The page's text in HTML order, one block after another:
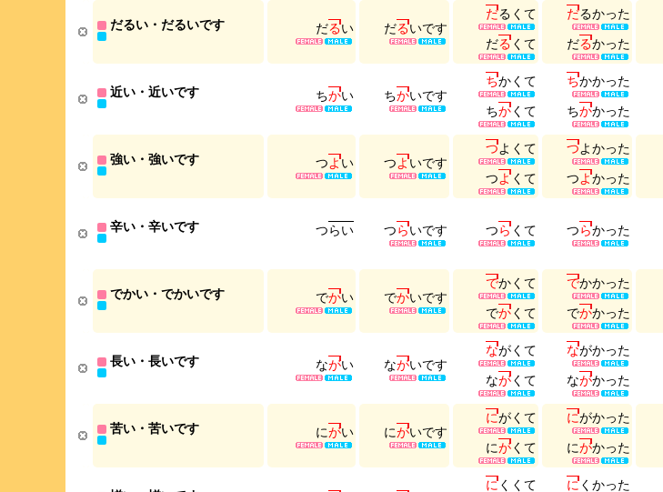
だるい・だるいです だるい だるいです
だる く て
だるく て
だるかった
だるかった
近い・近いです ちかい ちかいです
ちかく て
ちかく て
ちかかった
ちかかった
強い・強いです つよい つよいです
つよ く て
つよく て
つよかった
つよかった
辛い・辛いです つらい つらいです つらく て つらかった
でかい・でかいです でかい でかいです
でかく て
でかく て
でかかった
でかかった
長い・長いです ながい ながいです
ながく て
ながく て
ながかった
ながかった
苦い・苦いです にがい にがいです
にがく て
にがく て
にがかった
にがかった
にく く て にく かった